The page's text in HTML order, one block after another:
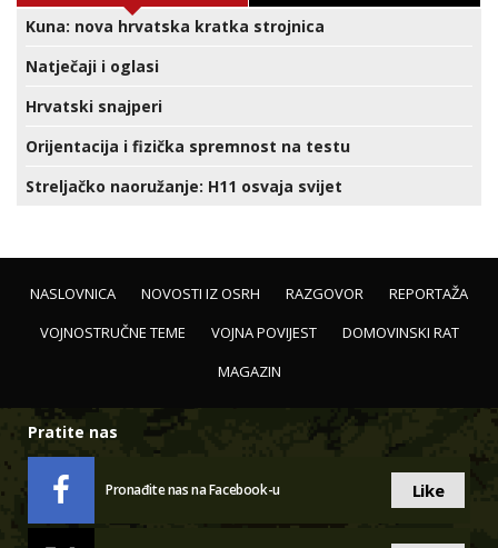
Kuna: nova hrvatska kratka strojnica
Natječaji i oglasi
Hrvatski snajperi
Orijentacija i fizička spremnost na testu
Streljačko naoružanje: H11 osvaja svijet
NASLOVNICA NOVOSTI IZ OSRH RAZGOVOR
REPORTAŽA
VOJNOSTRUČNE TEME
VOJNA POVIJEST
DOMOVINSKI RAT
MAGAZIN
Pratite nas
Pronađite nas na Facebook-u Like